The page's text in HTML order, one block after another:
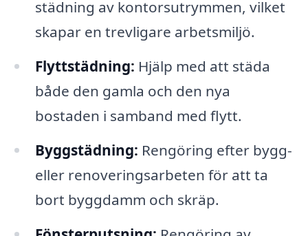
städning av kontorsutrymmen, vilket
skapar en trevligare arbetsmiljö.
Flyttstädning: Hjälp med att städa
både den gamla och den nya
bostaden i samband med flytt.
Byggstädning: Rengöring efter bygg-
eller renoveringsarbeten för att ta
bort byggdamm och skräp.